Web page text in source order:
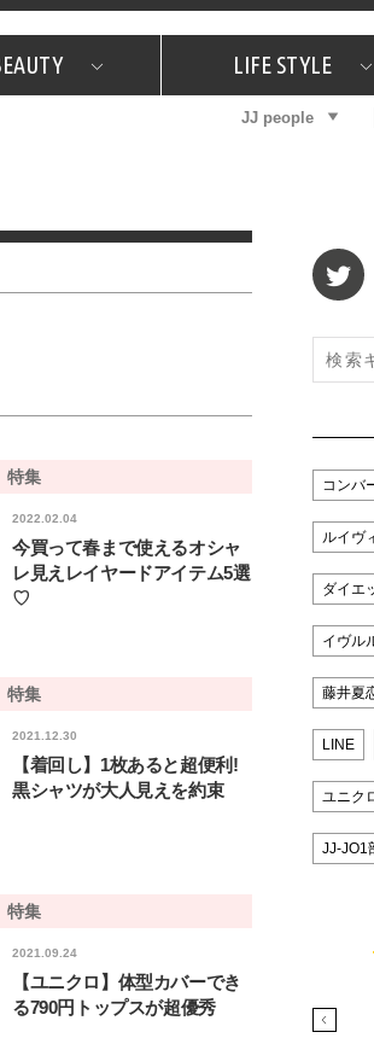
JJスタッフの"それどこの
コスメ全部試して
LIFE STYLE
JJグルメガイド エ
JJ people
特集
2022.02.04
今買って春まで使えるオシャ
レ見えレイヤードアイテム5選
♡
特集
2021.12.30
【着回し】1枚あると超便利!
黒シャツが大人見えを約束
特集
2021.09.24
【ユニクロ】体型カバーでき
る790円トップスが超優秀
コンバ
ルイヴ
ダイエ
イヴル
藤井夏
LINE
ユニク
JJ-JO1
BEAUTY